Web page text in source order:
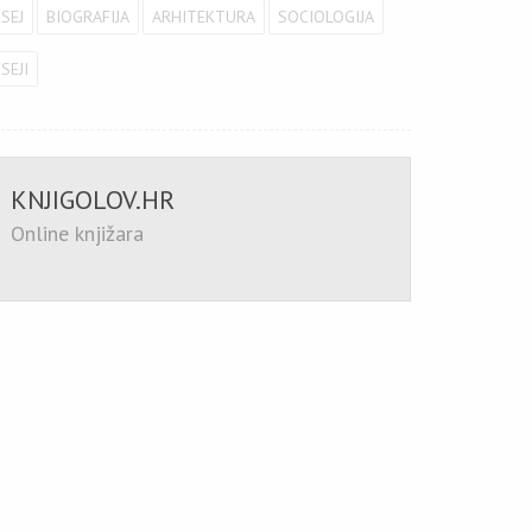
BIOGRAFIJA ARHITEKTURA SOCIOLOGIJA
KNJIGOLOV.HR
Online knjižara